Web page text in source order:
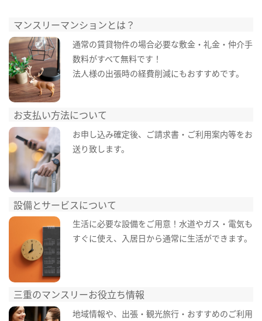
マンスリーマンションとは？
通常の賃貸物件の場合必要な敷金・礼金・仲介手
数料がすべて無料です！
法人様の出張時の経費削減にもおすすめです。
お支払い方法について
お申し込み確定後、ご請求書・ご利用案内等をお
送り致します。
設備とサービスについて
生活に必要な設備をご用意！水道やガス・電気も
すぐに使え、入居日から通常に生活ができます。
三重のマンスリーお役立ち情報
地域情報や、出張・観光旅行・おすすめのご利用